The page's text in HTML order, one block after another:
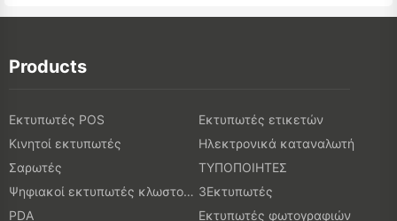
Products
Εκτυπωτές POS
Εκτυπωτές ετικετών
Κινητοί εκτυπωτές
Ηλεκτρονικά καταναλωτή
Σαρωτές
ΤΥΠΟΠΟΙΗΤΕΣ
Ψηφιακοί εκτυπωτές κλωστοϋφαντουργικών προϊόντων 3Εκτυπωτές
PDA
Εκτυπωτές φωτογραφιών